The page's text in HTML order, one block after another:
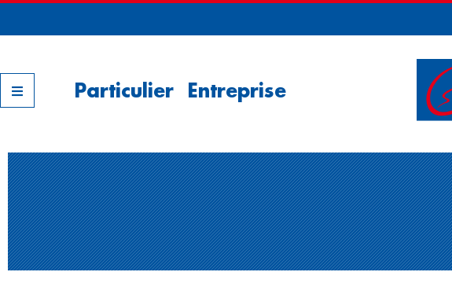
Particulier Entreprise